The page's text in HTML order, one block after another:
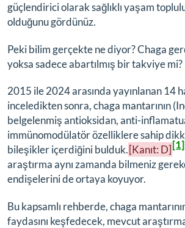
güçlendirici olarak sağlıklı yaşam
olduğunu gördünüz.
Peki bilim gerçekte ne diyor? Chaga
yoksa sadece abartılmış bir takviye mi?
2015 ile 2024 arasında yayınlanan 14
inceledikten sonra, chaga mantarının (
belgelenmiş antioksidan, anti-
immünomodülatör özelliklere sahip
bileşikler içerdiğini bulduk.[Kanıt: D][1]
araştırma aynı zamanda bilmeniz
endişelerini de ortaya koyuyor.
Bu kapsamlı rehberde, chaga
faydasını keşfedecek, mevcut